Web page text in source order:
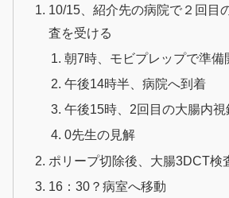
10/15、紹介先の病院で２回目
査を受ける
朝7時、モビプレップで準備
午後14時半、病院へ到着
午後15時、2回目の大腸内
0先生の見解
ポリープ切除後、大腸3DCT検
16：30？病室へ移動